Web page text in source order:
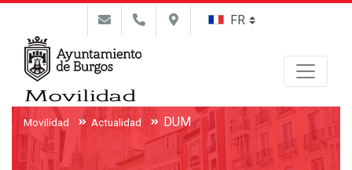
Movilidad Actualidad DUM